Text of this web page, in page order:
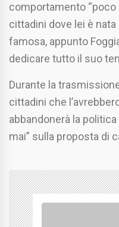
comportamento “poco
cittadini dove lei è
famosa, appunto
dedicare tutto il suo
Durante la
cittadini che
abbandonerà la
mai” sulla proposta di